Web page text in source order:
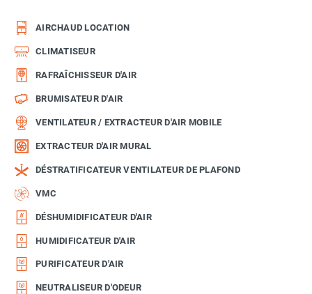
AIRCHAUD LOCATION
CLIMATISEUR
RAFRAÎCHISSEUR D'AIR
BRUMISATEUR D'AIR
VENTILATEUR / EXTRACTEUR D'AIR MOBILE
EXTRACTEUR D'AIR MURAL
DÉSTRATIFICATEUR VENTILATEUR DE PLAFOND
VMC
DÉSHUMIDIFICATEUR D'AIR
HUMIDIFICATEUR D'AIR
PURIFICATEUR D'AIR
NEUTRALISEUR D'ODEUR